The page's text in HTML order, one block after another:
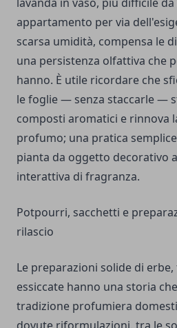
appartamento per via
scarsa umidità, compensa le
una persistenza olfattiva che
hanno. È utile ricordare che
le foglie — senza staccarle —
composti aromatici e rinnova
profumo; una pratica
pianta da oggetto decorativo
interattiva di fragranza.
Potpourri, sacchetti e
rilascio
Le preparazioni solide di
essiccate hanno una storia
tradizione profumiera